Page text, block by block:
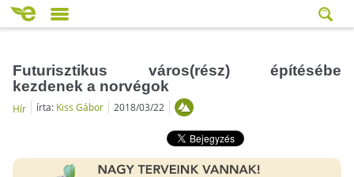
Futurisztikus város(rész) építésébe
kezdenek a norvégok
Hír írta: Kiss Gábor 2018/03/22